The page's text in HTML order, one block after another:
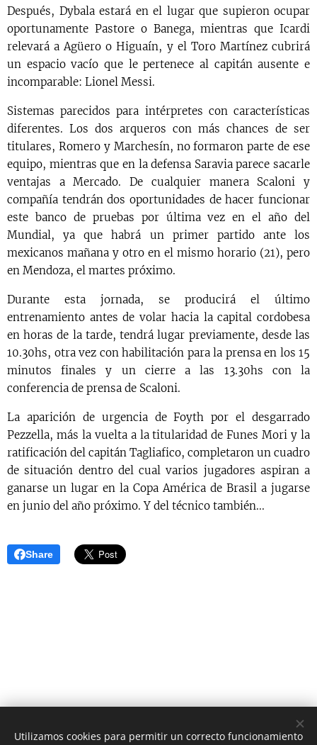
Después, Dybala estará en el lugar que supieron ocupar
oportunamente Pastore o Banega, mientras que Icardi
relevará a Agüero o Higuaín, y el Toro Martínez cubrirá
un espacio vacío que le pertenece al capitán ausente e
incomparable: Lionel Messi.
Sistemas parecidos para intérpretes con características
diferentes. Los dos arqueros con más chances de ser
titulares, Romero y Marchesín, no formaron parte de ese
equipo, mientras que en la defensa Saravia parece sacarle
ventajas a Mercado. De cualquier manera Scaloni y
compañía tendrán dos oportunidades de hacer funcionar
este banco de pruebas por última vez en el año del
Mundial, ya que habrá un primer partido ante los
mexicanos mañana y otro en el mismo horario (21), pero
en Mendoza, el martes próximo.
Durante esta jornada, se producirá el último
entrenamiento antes de volar hacia la capital cordobesa
en horas de la tarde, tendrá lugar previamente, desde las
10.30hs, otra vez con habilitación para la prensa en los 15
minutos finales y un cierre a las 13.30hs con la
conferencia de prensa de Scaloni.
La aparición de urgencia de Foyth por el desgarrado
Pezzella, más la vuelta a la titularidad de Funes Mori y la
ratificación del capitán Tagliafico, completaron un cuadro
de situación dentro del cual varios jugadores aspiran a
ganarse un lugar en la Copa América de Brasil a jugarse
en junio del año próximo. Y del técnico también...
Share
Utilizamos cookies para permitir un correcto funcionamiento